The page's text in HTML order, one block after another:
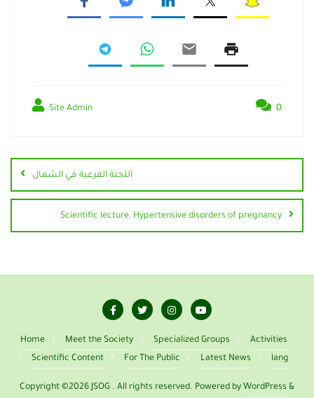
Site Admin 0
اللجنة الفرعية في الشمال
Scientific lecture, Hypertensive disorders of pregnancy
Home Meet the Society Specialized Groups
Activities
Scientific Content
For The Public Latest News lang
Copyright ©2026 JSOG . All rights reserved. Powered by WordPress &